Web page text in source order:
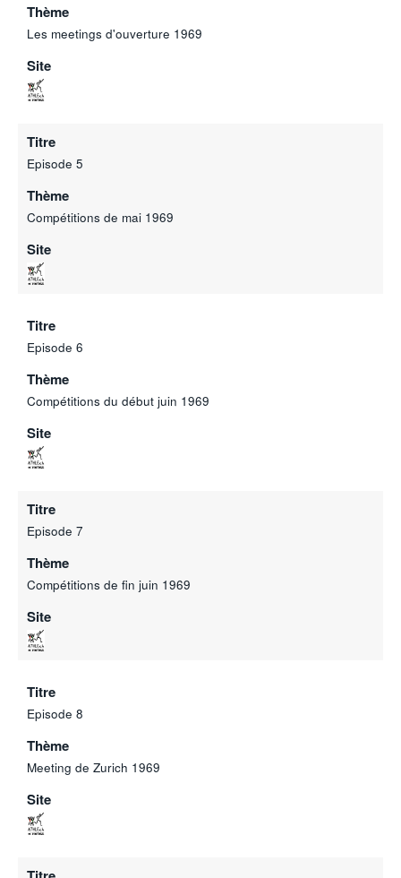
Thème
Les meetings d'ouverture 1969
Site
Titre
Episode 5
Thème
Compétitions de mai 1969
Site
Titre
Episode 6
Thème
Compétitions du début juin 1969
Site
Titre
Episode 7
Thème
Compétitions de fin juin 1969
Site
Titre
Episode 8
Thème
Meeting de Zurich 1969
Site